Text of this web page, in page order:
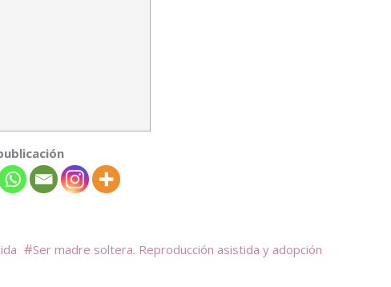
Ser madre soltera. Reproducción asistida y adopción